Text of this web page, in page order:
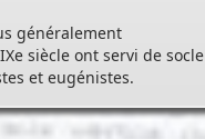
généralement
siècle ont servi de socle
et eugénistes.